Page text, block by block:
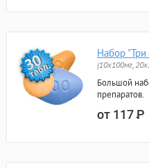
Набор
(10x100мг,
Большой
препаратов.
от 117Р